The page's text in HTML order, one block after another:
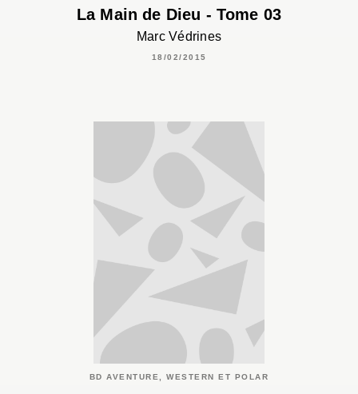
La Main de Dieu - Tome 03
Marc Védrines
18/02/2015
BD AVENTURE, WESTERN ET POLAR